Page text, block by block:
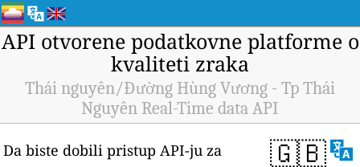
API otvorene podatkovne platforme o
kvaliteti zraka
Thái nguyên/Đường Hùng Vương - Tp Thái
Nguyên Real-Time data API
🇬🇧
Da biste dobili pristup API-ju za